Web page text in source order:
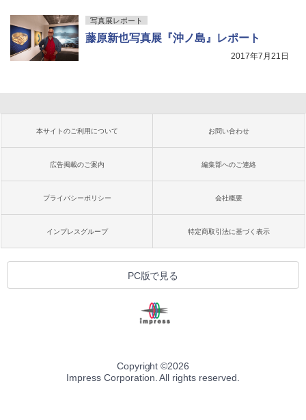
写真展レポート
藤原新也写真展『沖ノ島』レポート
2017年7月21日
本サイトのご利用について お問い合わせ
広告掲載のご案内 編集部へのご連絡
プライバシーポリシー 会社概要
インプレスグループ 特定商取引法に基づく表示
PC版で見る
Copyright ©2026
Impress Corporation. All rights reserved.